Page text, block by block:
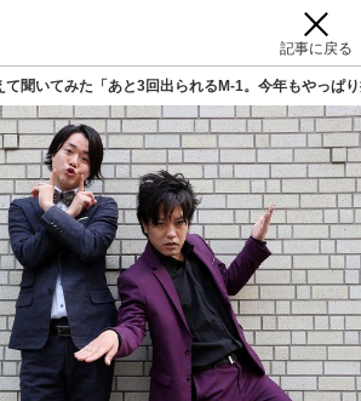
記事に戻る
て聞いてみた「あと3回出られるM-1。今年もやっぱ